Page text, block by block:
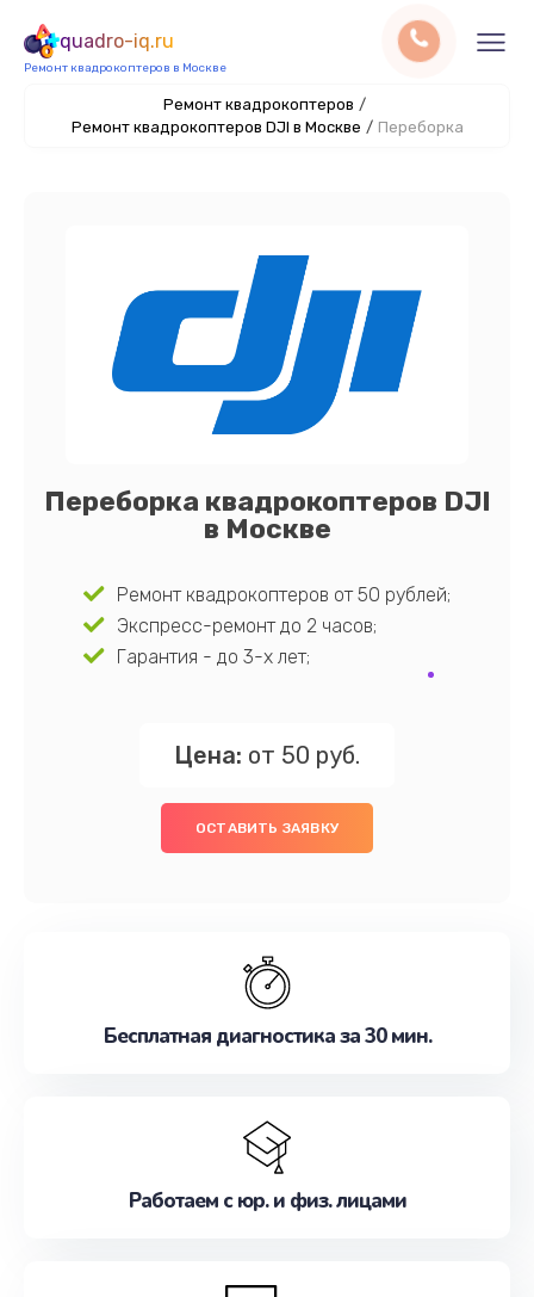
quadro-iq.ru
Ремонт квадрокоптеров в Москве
Ремонт квадрокоптеров /
Ремонт квадрокоптеров DJI в Москве / Переборка
Переборка квадрокоптеров DJI
в Москве
Ремонт квадрокоптеров от 50 рублей;
Экспресс-ремонт до 2 часов;
Гарантия - до 3-х лет;
Цена: от 50 руб.
ОСТАВИТЬ ЗАЯВКУ
Бесплатная диагностика за 30 мин.
Работаем с юр. и физ. лицами